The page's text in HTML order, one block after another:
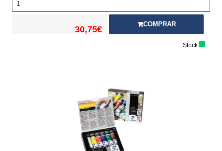
30,75€
COMPRAR
Stock: